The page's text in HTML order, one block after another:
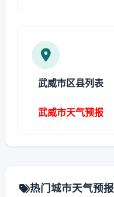
武威市区县列表
武威市天气预报
热门城市天气预报